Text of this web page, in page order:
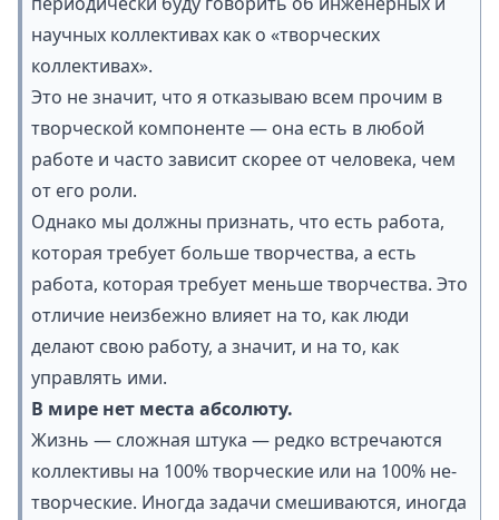
научных коллективах как о «творческих
коллективах».
Это не значит, что я отказываю всем прочим в
творческой компоненте — она есть в любой
работе и часто зависит скорее от человека, чем
от его роли.
Однако мы должны признать, что есть работа,
которая требует больше творчества, а есть
работа, которая требует меньше творчества. Это
отличие неизбежно влияет на то, как люди
делают свою работу, а значит, и на то, как
управлять ими.
В мире нет места абсолюту.
Жизнь — сложная штука — редко встречаются
коллективы на 100% творческие или на 100% не-
творческие. Иногда задачи смешиваются, иногда